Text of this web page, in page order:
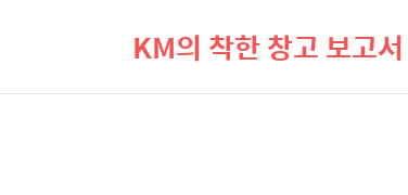
KM의 착한 창고 보고서